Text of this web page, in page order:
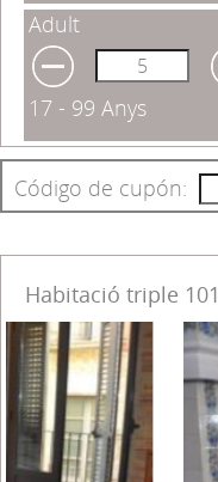
Adult
17 - 99 Anys
Código de cupón:
Habitació triple 101